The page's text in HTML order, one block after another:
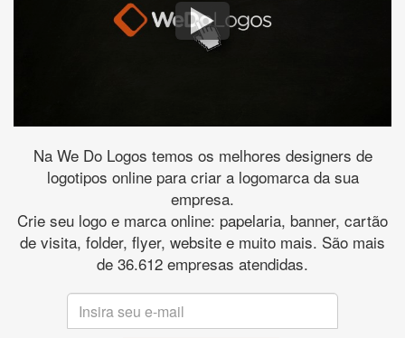
Na We Do Logos temos os melhores designers de
logotipos online para criar a logomarca da sua
empresa.
Crie seu logo e marca online: papelaria, banner, cartão
de visita, folder, flyer, website e muito mais. São mais
de 36.612 empresas atendidas.